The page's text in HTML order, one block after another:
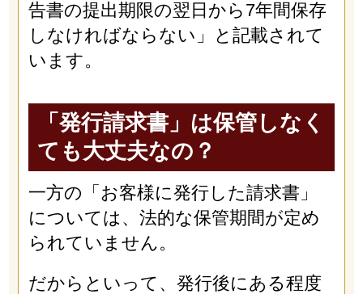
告書の提出期限の翌日から7年間保存
しなければならない」と記載されて
います。
「発行請求書」は保管しなく
ても大丈夫なの？
一方の「お客様に発行した請求書」
については、法的な保管期間が定め
られていません。
だからといって、発行後にある程度